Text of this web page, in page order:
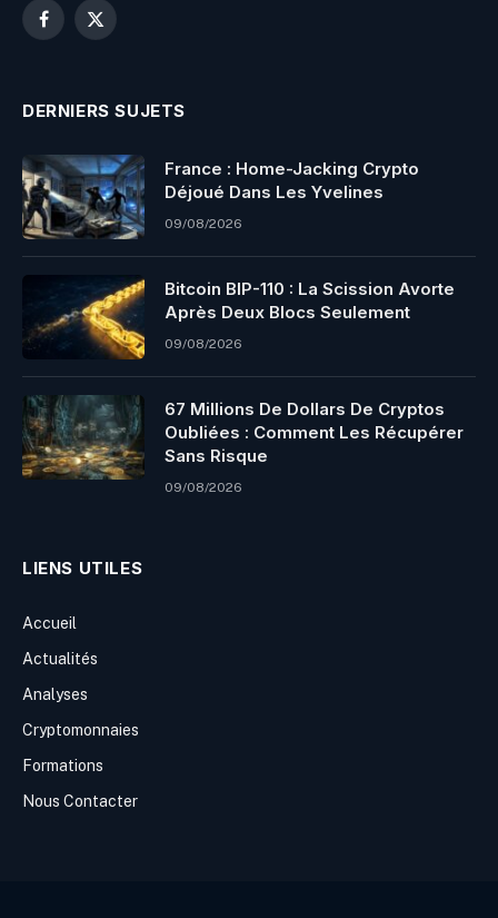
Facebook
X
DERNIERS SUJETS
France : Home-Jacking Crypto
Déjoué Dans Les Yvelines
09/08/2026
Bitcoin BIP-110 : La Scission Avorte
Après Deux Blocs Seulement
09/08/2026
67 Millions De Dollars De Cryptos
Oubliées : Comment Les Récupérer
Sans Risque
09/08/2026
LIENS UTILES
Accueil
Actualités
Analyses
Cryptomonnaies
Formations
Nous Contacter